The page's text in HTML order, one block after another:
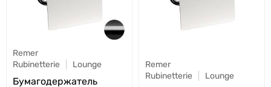
Remer
Rubinetterie
Lounge
Бумагодержатель
Remer
Rubinetterie
Lounge